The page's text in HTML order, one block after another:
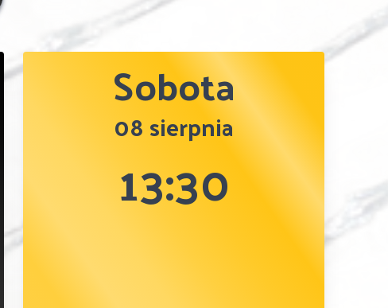
Sobota
08 sierpnia
13:30